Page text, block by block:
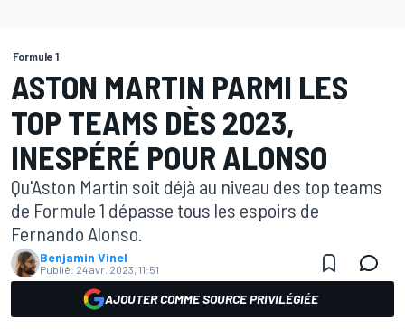
Formule 1
ASTON MARTIN PARMI LES
TOP TEAMS DÈS 2023,
INESPÉRÉ POUR ALONSO
Qu'Aston Martin soit déjà au niveau des top teams
de Formule 1 dépasse tous les espoirs de
Fernando Alonso.
Benjamin Vinel
Publié: 24 avr. 2023, 11:51
AJOUTER COMME SOURCE PRIVILÉGIÉE